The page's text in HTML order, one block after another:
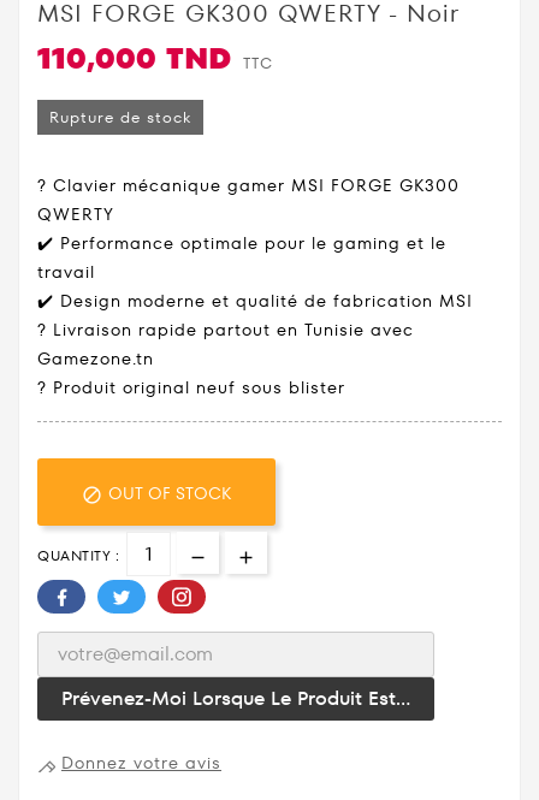
MSI FORGE GK300 QWERTY - Noir
110,000 TND TTC
Rupture de stock
? Clavier mécanique gamer MSI FORGE GK300
QWERTY
✔️ Performance optimale pour le gaming et le
travail
✔️ Design moderne et qualité de fabrication MSI
? Livraison rapide partout en Tunisie avec
Gamezone.tn
?️ Produit original neuf sous blister
 OUT OF STOCK
QUANTITY :
Prévenez-Moi Lorsque Le Produit Est...
Donnez votre avis